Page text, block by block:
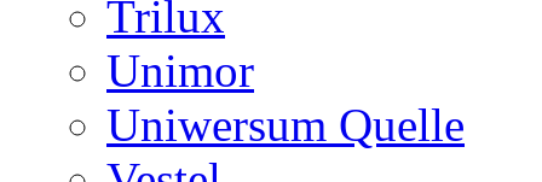
Trilux
Unimor
Uniwersum Quelle